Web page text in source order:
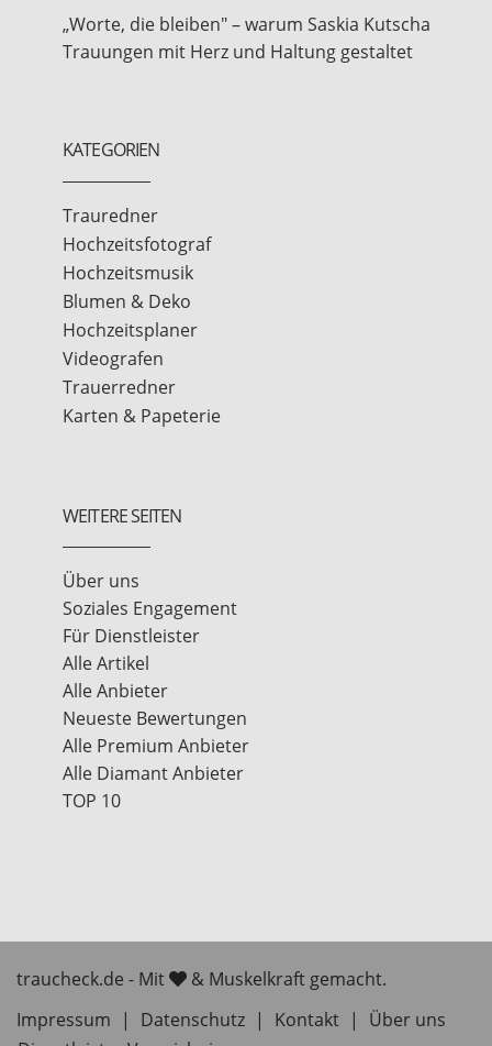
„Worte, die bleiben" – warum Saskia Kutscha
Trauungen mit Herz und Haltung gestaltet
KATEGORIEN
Trauredner
Hochzeitsfotograf
Hochzeitsmusik
Blumen & Deko
Hochzeitsplaner
Videografen
Trauerredner
Karten & Papeterie
WEITERE SEITEN
Über uns
Soziales Engagement
Für Dienstleister
Alle Artikel
Alle Anbieter
Neueste Bewertungen
Alle Premium Anbieter
Alle Diamant Anbieter
TOP 10
traucheck.de - Mit
& Muskelkraft gemacht.
Impressum
| Datenschutz | Kontakt |
Über uns